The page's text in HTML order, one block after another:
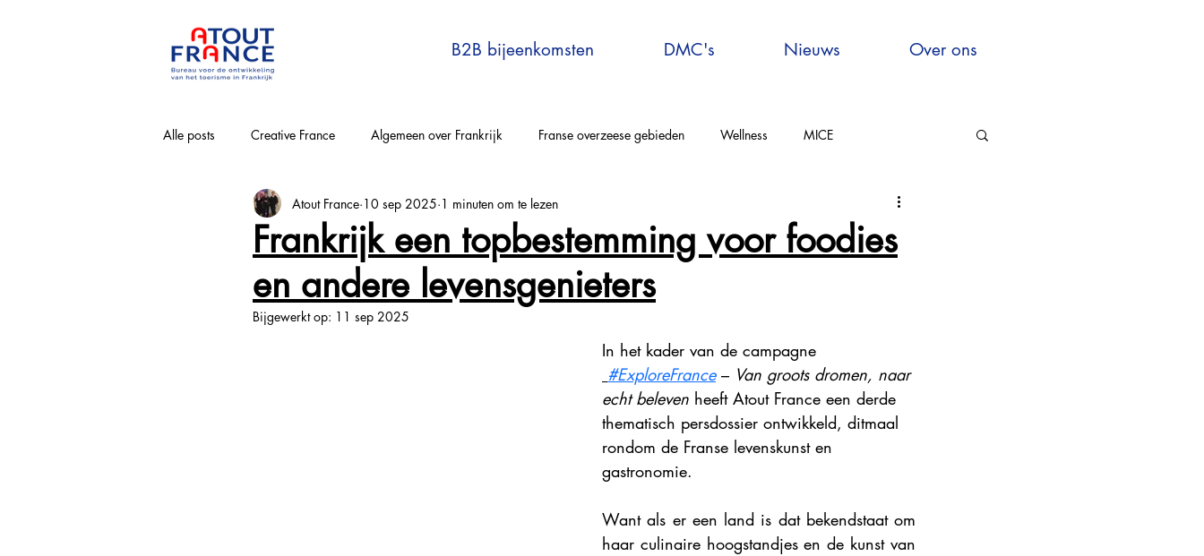
B2B bijeenkomsten DMC's Nieuws Over ons
Alle posts Creative France Algemeen over Frankrijk Franse overzeese gebieden Wellness MICE
Bourgogne-Franche-Comté Nouvelle-Aquitaine Auvergne-Rhône-Alpes Hauts-de-France
Normandie Parijs en omgeving Bretagne Grand-Est
Virtual Travel to France France Excellence
Explore France 2022 Explore France 2024
Frankrijk een topbestemming voor foodies
en andere levensgenieters
Atout France 10 sep 2025 1 minuten om te lezen
Bijgewerkt op: 11 sep 2025
In het kader van de campagne
#ExploreFrance – Van groots dromen, naar
echt beleven heeft Atout France een derde
thematisch persdossier ontwikkeld, ditmaal
rondom de Franse levenskunst en
gastronomie.
Want als er een land is dat bekendstaat om
haar culinaire hoogstandjes en de kunst van